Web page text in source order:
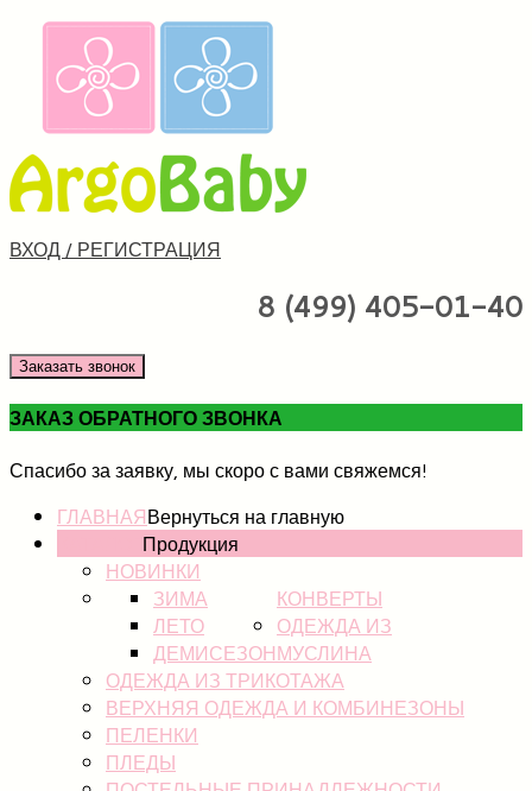
ВХОД / РЕГИСТРАЦИЯ
8 (499) 405-01-40
Заказать звонок
ЗАКАЗ ОБРАТНОГО ЗВОНКА
Спасибо за заявку, мы скоро с вами свяжемся!
ГЛАВНАЯВернуться на главную
Продукция
НОВИНКИ
КОНВЕРТЫ
ЗИМА
ЛЕТО
ДЕМИСЕЗОН
ОДЕЖДА ИЗ
МУСЛИНА
ОДЕЖДА ИЗ ТРИКОТАЖА
ВЕРХНЯЯ ОДЕЖДА И КОМБИНЕЗОНЫ
ПЕЛЕНКИ
ПЛЕДЫ